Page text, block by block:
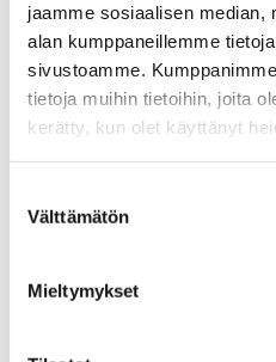
jaamme sosiaalisen median,
alan kumppaneillemme
sivustoamme.
tietoja muihin tietoihin, joita
kerätty, kun olet käyttänyt
valinta
Välttämätön
Mieltymykset
Min [C]
Max [C]
Käyttölämpötila
O-Rengas
Avaimenkuva 1
Setrifikaatti
Logot